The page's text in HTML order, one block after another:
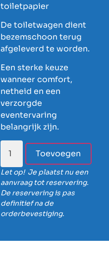
toiletpapier
De toiletwagen dient
bezemschoon terug
afgeleverd te worden.
Een sterke keuze
wanneer comfort,
netheid en een
verzorgde
eventervaring
belangrijk zijn.
Toevoegen
Let op! Je plaatst nu een
aanvraag tot reservering.
De reservering is pas
definitief na de
orderbevestiging.